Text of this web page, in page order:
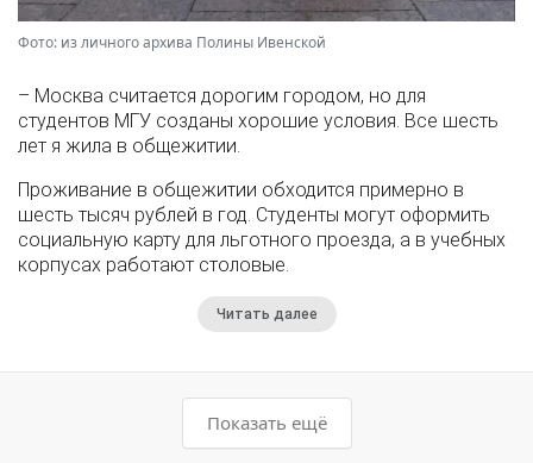
Фото: из личного архива Полины Ивенской
– Москва считается дорогим городом, но для
студентов МГУ созданы хорошие условия. Все шесть
лет я жила в общежитии.
Проживание в общежитии обходится примерно в
шесть тысяч рублей в год. Студенты могут оформить
социальную карту для льготного проезда, а в учебных
корпусах работают столовые.
Читать далее
Показать ещё